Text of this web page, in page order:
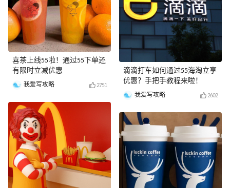
喜茶上线55啦！通过55下单还
有限时立减优惠
我爱写攻略 2751
滴滴打车如何通过55海淘立享
优惠？手把手教程来啦！
我爱写攻略 2602